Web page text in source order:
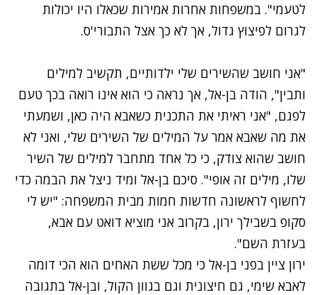
לטעמי". במשפחות אחרות אמירות שכאלו היו יכולות
לגרום לפיצוץ גדול, אך לא כך אצל התבורי'ס.
"אני חושב שהשירים שלי ילדותיים, תקשיב למילים
ותבין", הודה בן-אל, אך נראה כי הוא אינו רואה בכך טעם
לפגם, "אני ראיתי את התכנית כשאבא היה כאן, ושמעתי
את מה שאבא אמר על המילים של השירים שלי, ואני לא
חושב שהוא צודק, כי כל אחד מתחבר למילים של השיר
שלו, מילים זה אופי". סיכם בן-אל ומיד ניצל את הבמה כדי
לחשוף לראשונה חדשות חמות מבית המשפחה: "יש לי
סקופ בשבילך ירון, בקרוב אני מוציא דואט עם אבא,
בעזרת השם".
ירון ציין בפני בן-אל כי מכל ששת האחים הוא הכי דומה
לאבא שימי, גם חיצונית וגם בגוון הקול, ובן-אל בתגובה